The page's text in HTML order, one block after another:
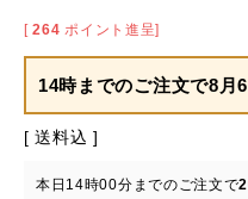
[ 264 ポイント進呈]
14時までのご注文で8月
送料込
本日 14時00分 までのご注文で